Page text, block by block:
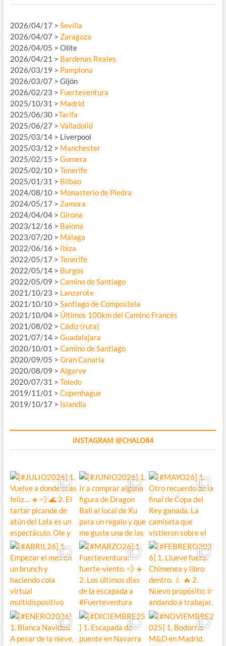
2026/04/17 > Sevilla
2026/04/07 > Zaragoza
2026/04/05 > Olite
2026/04/21 > Bardenas Reales
2026/03/19 > Pamplona
2026/03/07 > Gijón
2026/02/23 > Fuerteventura
2025/10/31 > Madrid
2025/06/30 >Tarifa
2025/06/27 > Valladolid
2025/03/14 > Liverpool
2025/03/12 > Manchester
2025/02/15 > Gomera
2025/02/10 > Tenerife
2025/01/31 > Bilbao
2024/08/10 > Monasterio de Piedra
2024/05/17 > Zamora
2024/04/04 > Girona
2023/12/16 > Baiona
2023/07/20 > Málaga
2022/06/16 > Ibiza
2022/05/17 > Tenerife
2022/05/14 > Burgos
2022/05/09 > Camino de Santiago
2021/10/23 > Lanzarote
2021/10/10 > Santiago de Compostela
2021/10/04 > Últimos 100km del Camino Francés
2021/08/02 > Cádiz (ruta)
2021/07/14 > Guadalajara
2020/10/01 > Camino de Santiago
2020/09/05 > Gran Canaria
2020/08/09 > Algarve
2020/07/31 > Toledo
2019/11/01 > Copenhague
2019/10/17 > Islandia
INSTAGRAM @CHALO84